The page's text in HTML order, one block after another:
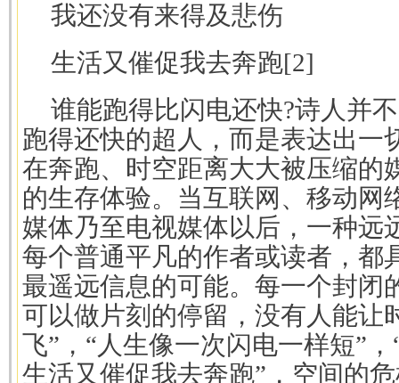
我还没有来得及悲伤
生活又催促我去奔跑[2]
谁能跑得比闪电还快?诗人并
跑得还快的超人，而是表达出一
在奔跑、时空距离大大被压缩的
的生存体验。当互联网、移动网
媒体乃至电视媒体以后，一种远
每个普通平凡的作者或读者，都
最遥远信息的可能。每一个封闭
可以做片刻的停留，没有人能让
飞”，“人生像一次闪电一样短”
生活又催促我去奔跑”，空间的